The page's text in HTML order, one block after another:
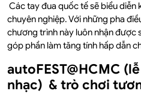
Các tay đua quốc tế sẽ biểu diễn
chuyên nghiệp. Với những pha
chương trình này luôn nhận được
góp phần làm tăng tính hấp dẫn
autoFEST@HCMC
nhạc) & trò chơi